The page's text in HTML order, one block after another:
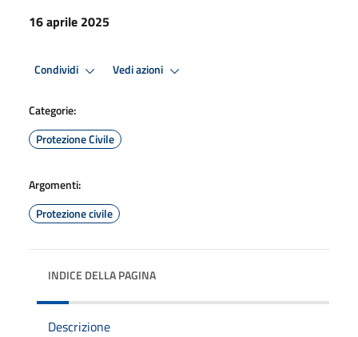
16 aprile 2025
Condividi Vedi azioni
Categorie:
Protezione Civile
Argomenti:
Protezione civile
INDICE DELLA PAGINA
Descrizione